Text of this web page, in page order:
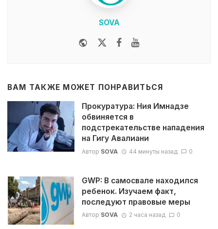
SOVA
WebsiteTwitterFacebook
ВАМ ТАКЖЕ МОЖЕТ ПОНРАВИТЬСЯ
Прокуратура: Ния Имнадзе
обвиняется в
подстрекательстве нападения
на Гигу Авалиани
Автор SOVA 44 минуты назад 0
GWP: В самосвале находился
ребенок. Изучаем факт,
последуют правовые меры
Автор SOVA 2 часа назад 0